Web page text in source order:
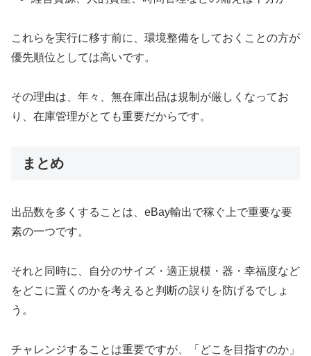
これらを実行に移す前に、環境整備をしておくことの方が
優先順位としては高いです。
その理由は、年々、無在庫出品は規制が厳しくなってお
り、在庫管理がとても重要だからです。
まとめ
出品数を多くすることは、eBay輸出で稼ぐ上で重要な要
素の一つです。
それと同時に、自分のサイズ・適正規模・器・幸福度など
をどこに置くのかを考えると判断の誤りを防げるでしょ
う。
チャレンジすることは重要ですが、「どこを目指すのか」